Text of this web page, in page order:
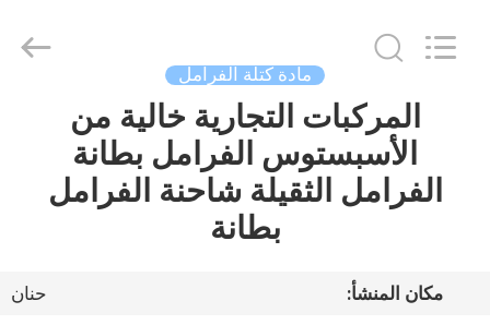
مسكن
منتجات
مادة كتلة الفرامل
المركبات التجارية خالية من
الأسبستوس الفرامل بطانة
الفرامل الثقيلة شاحنة الفرامل
بطانة
مكان المنشأ:
حنان